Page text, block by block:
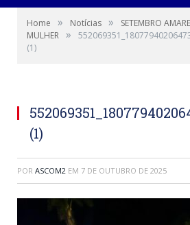
Home » Notícias »
SETEMBRO
MULHER »
(1)
(1)
POR ASCOM2 EM 7 DE OUTUBRO DE 2025